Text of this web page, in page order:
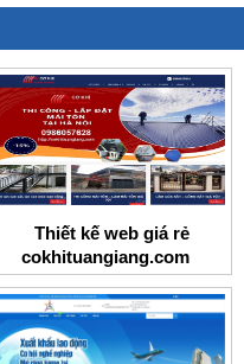
Thiết kế web giá rẻ
cokhituangiang.com